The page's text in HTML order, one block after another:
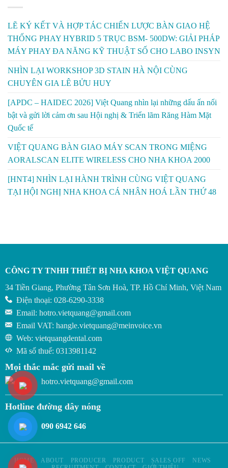
LẼ KÝ KẾT VÀ HỢP TÁC CHIẾN LƯỢC BÀN GIAO HỆ
THỐNG PHAY HYBRID 5 TRỤC BSM- 500DW: GIẢI PHÁP
MÁY PHAY ĐA NĂNG KỸ THUẬT SỐ CHO LABO INSYN
NHÌN LẠI WORKSHOP 3D STAIN HÀ NỘI CÙNG
CHUYÊN GIA LÊ BỬU HUY
[APDC – HAIDEC 2026] Việt Quang nhìn lại những dấu ấn nổi
bật và gửi lời cảm ơn sau Hội nghị & Triển lãm Răng Hàm Mặt
Quốc tế
VIỆT QUANG BÀN GIAO MÁY SCAN TRONG MIỆNG
AORALSCAN ELITE WIRELESS CHO NHA KHOA 2000
[HNT4] NHÌN LẠI HÀNH TRÌNH CÙNG VIỆT QUANG
TẠI HỘI NGHỊ NHA KHOA CÁ NHÂN HOÁ LẦN THỨ 48
CÔNG TY TNHH THIẾT BỊ NHA KHOA VIỆT QUANG
34 Tiền Giang, Phường Tân Sơn Hoà, TP. Hồ Chí Minh, Việt Nam
Điện thoại: 028-6290-3338
Email: hotro.vietquang@gmail.com
Email VAT: hangle.vietquang@meinvoice.vn
Web: vietquangdental.com​​
Mã số thuế: 0313981142
Mọi thắc mắc gửi mail về
hotro.vietquang@gmail.com
Hotline đường dây nóng
090 6942 646
HOME ABOUT PRODUCER PRODUCT SALES OFF
NEWS